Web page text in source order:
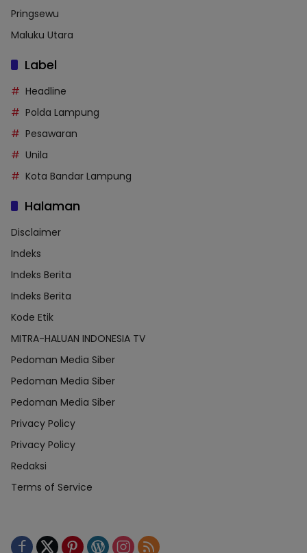
Pringsewu
Maluku Utara
Label
Headline
Polda Lampung
Pesawaran
Unila
Kota Bandar Lampung
Halaman
Disclaimer
Indeks
Indeks Berita
Indeks Berita
Kode Etik
MITRA-HALUAN INDONESIA TV
Pedoman Media Siber
Pedoman Media Siber
Pedoman Media Siber
Privacy Policy
Privacy Policy
Redaksi
Terms of Service